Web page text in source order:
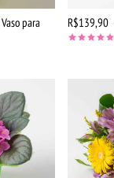
para
R$139,90